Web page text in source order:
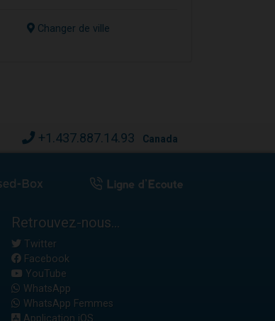
Changer de ville
+1.437.887.14.93 Canada
Retrouvez-nous...
Twitter
Facebook
YouTube
WhatsApp
WhatsApp Femmes
Application iOS